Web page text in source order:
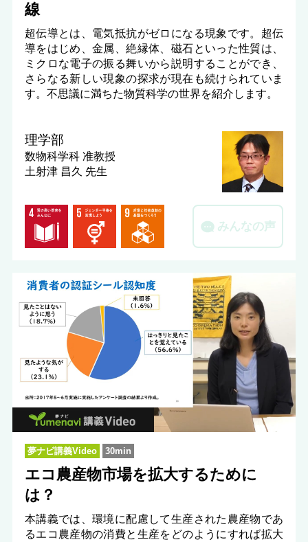
線
超伝導とは、電気抵抗がゼロになる現象です。超伝
導をはじめ、金属、絶縁体、磁石といった性質は、
ミクロな電子の振る舞いから説明することができ、
さらなる新しい現象の探求が現在も続けられていま
す。不思議に満ちた物質科学の世界を紹介します。
理学部
数物科学科 准教授
土射津 昌久 先生
みんなの声
夢ナビ講義Video 30min
エコ農産物市場を拡大するために
は？
本講義では、環境に配慮して生産された農産物であ
るエコ農産物の消費と生産をどのようにすれば拡大